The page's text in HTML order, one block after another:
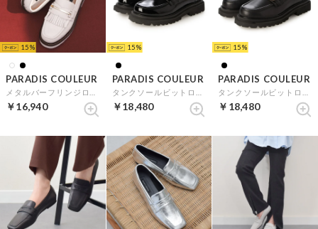
15
PARADIS COULEUR
￥16,940
15
PARADIS COULEUR
￥18,480
15
PARADIS COULEUR
￥18,480